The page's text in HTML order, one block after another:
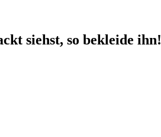
siehst, so bekleide ihn!